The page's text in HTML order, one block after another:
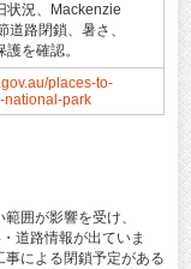
状況、Mackenzie
道路閉鎖、暑さ、
を確認。
places-to-
national-park
囲が影響を受け、
道路情報が出ていま
による閉鎖予定がある